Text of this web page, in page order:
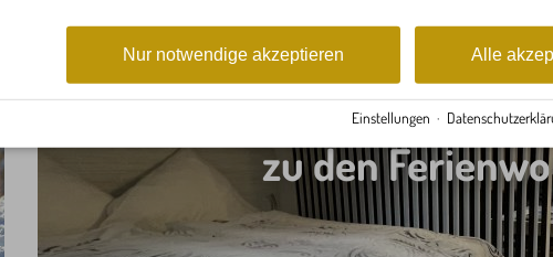
zu den
Alle
Nur notwendige akzeptieren
Einstellungen ·